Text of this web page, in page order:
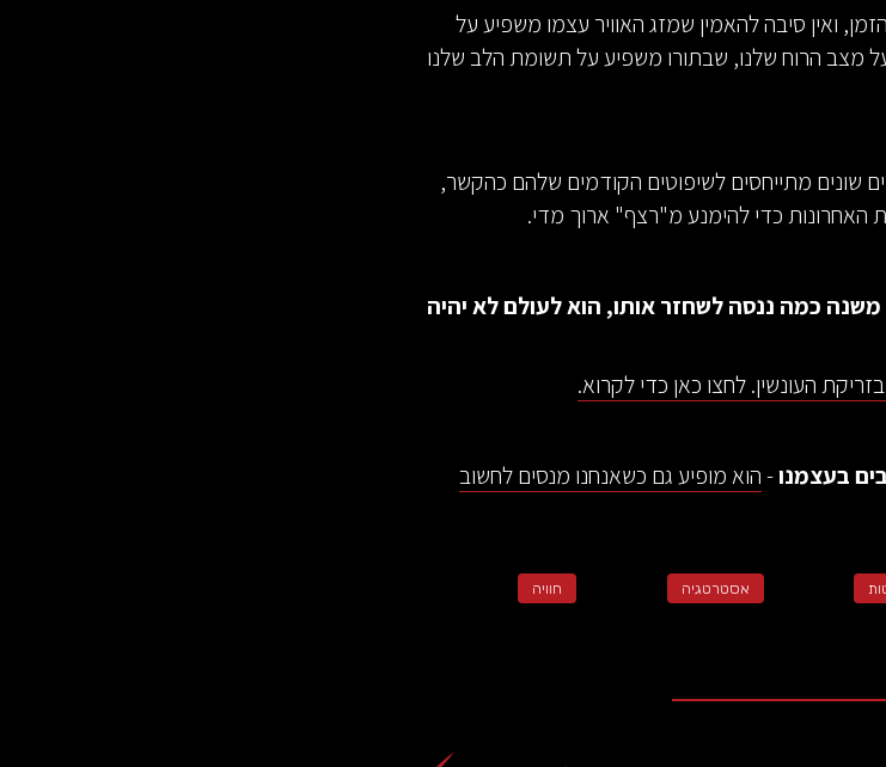
ואין סיבה להאמין שמזג האוויר עצמו משפיע על
מצב הרוח שלנו, שבתורו משפיע על תשומת הלב שלנו
שונים מתייחסים לשיפוטים הקודמים שלהם כהקשר,
האחרונות כדי להימנע מ"רצף" ארוך מדי.
משנה כמה ננסה לשחזר אותו, הוא לעולם לא יהיה
העונשין. לחצו כאן כדי לקרוא.
בעצמנו-הוא מופיע גם כשאנחנו מנסים לחשוב
אסטרטגיה חוויה